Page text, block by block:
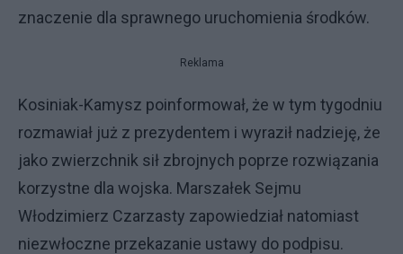
znaczenie dla sprawnego uruchomienia środków.
Reklama
Kosiniak-Kamysz poinformował, że w tym tygodniu
rozmawiał już z prezydentem i wyraził nadzieję, że
jako zwierzchnik sił zbrojnych poprze rozwiązania
korzystne dla wojska. Marszałek Sejmu
Włodzimierz Czarzasty zapowiedział natomiast
niezwłoczne przekazanie ustawy do podpisu.